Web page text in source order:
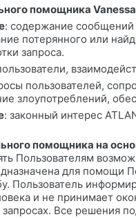
помощника
: содержание сообщений
потерянного или
запроса.
пользователей,
злоупотреблений,
: законный интерес
помощника на
Пользователям
для помощи
Пользователь
и не принимает
запросах. Все решения